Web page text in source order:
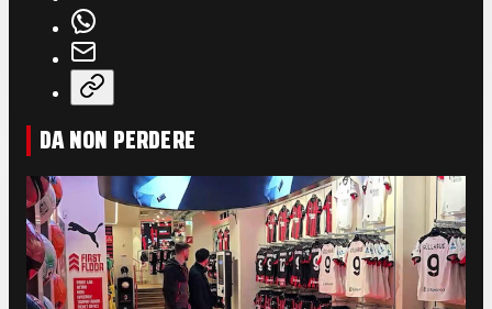
DA NON PERDERE